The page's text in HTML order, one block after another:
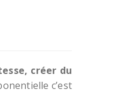
créer du
c’est